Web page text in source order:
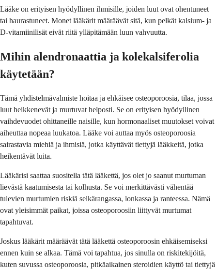
Lääke on erityisen hyödyllinen ihmisille, joiden luut ovat ohentuneet
tai haurastuneet. Monet lääkärit määräävät sitä, kun pelkät kalsium- ja
D-vitamiinilisät eivät riitä ylläpitämään luun vahvuutta.
Mihin alendronaattia ja kolekalsiferolia
käytetään?
Tämä yhdistelmävalmiste hoitaa ja ehkäisee osteoporoosia, tilaa, jossa
luut heikkenevät ja murtuvat helposti. Se on erityisen hyödyllinen
vaihdevuodet ohittaneille naisille, kun hormonaaliset muutokset voivat
aiheuttaa nopeaa luukatoa. Lääke voi auttaa myös osteoporoosia
sairastavia miehiä ja ihmisiä, jotka käyttävät tiettyjä lääkkeitä, jotka
heikentävät luita.
Lääkärisi saattaa suositella tätä lääkettä, jos olet jo saanut murtuman
lievästä kaatumisesta tai kolhusta. Se voi merkittävästi vähentää
tulevien murtumien riskiä selkärangassa, lonkassa ja ranteessa. Nämä
ovat yleisimmät paikat, joissa osteoporoosiin liittyvät murtumat
tapahtuvat.
Joskus lääkärit määräävät tätä lääkettä osteoporoosin ehkäisemiseksi
ennen kuin se alkaa. Tämä voi tapahtua, jos sinulla on riskitekijöitä,
kuten suvussa osteoporoosia, pitkäaikainen steroidien käyttö tai tiettyjä